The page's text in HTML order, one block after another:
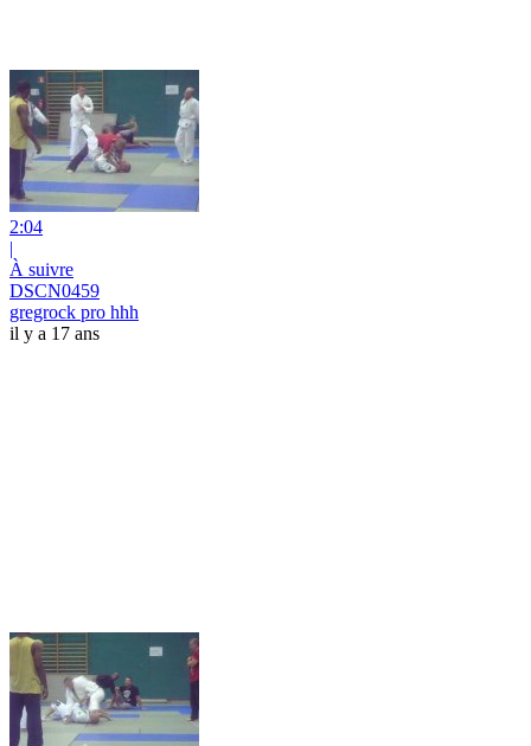
2:04
|
À suivre
DSCN0459
gregrock pro hhh
il y a 17 ans